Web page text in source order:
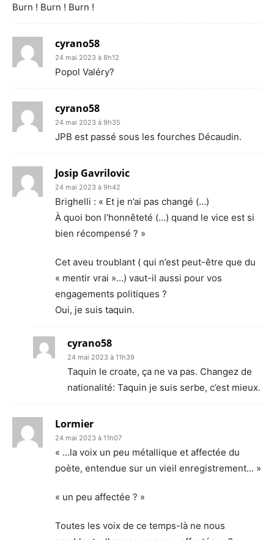
Burn ! Burn ! Burn !
cyrano58
24 mai 2023 à 8h12
Popol Valéry?
cyrano58
24 mai 2023 à 9h35
JPB est passé sous les fourches Décaudin.
Josip Gavrilovic
24 mai 2023 à 9h42
Brighelli : « Et je n’ai pas changé (…)
À quoi bon l’honnêteté (…) quand le vice est si
bien récompensé ? »
Cet aveu troublant ( qui n’est peut-être que du
« mentir vrai »…) vaut-il aussi pour vos
engagements politiques ?
Oui, je suis taquin.
cyrano58
24 mai 2023 à 11h39
Taquin le croate, ça ne va pas. Changez de
nationalité: Taquin je suis serbe, c’est mieux.
Lormier
24 mai 2023 à 11h07
« …la voix un peu métallique et affectée du
poète, entendue sur un vieil enregistrement… »
« un peu affectée ? »
Toutes les voix de ce temps-là ne nous